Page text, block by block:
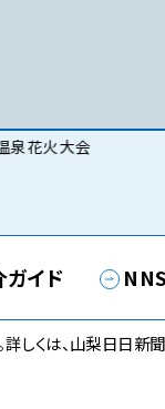
泉花火大会
イド
くは、山梨日日新聞